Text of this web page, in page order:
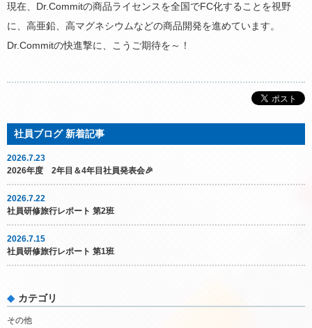
現在、Dr.Commitの商品ライセンスを全国でFC化することを視野
に、高亜鉛、高マグネシウムなどの商品開発を進めています。
Dr.Commitの快進撃に、こうご期待を～！
2026.7.23
2026年度 2年目＆4年目社員発表会🎉
2026.7.22
社員研修旅行レポート 第2班
2026.7.15
社員研修旅行レポート 第1班
カテゴリ
その他